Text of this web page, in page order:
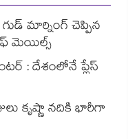
మార్నింగ్ చెప్పిన
మెయిల్స్
: దేశంలోనే ప్లేస్
కృష్ణా నదికి భారీగా